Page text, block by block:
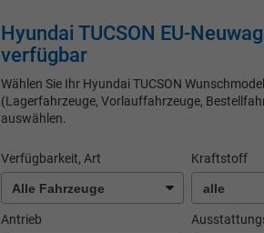
Hyundai TUCSON EU-
verfügbar
Wählen Sie Ihr Hyundai TUCSON
(Lagerfahrzeuge, Vorlauffahrzeuge,
auswählen.
Verfügbarkeit, Art Kraftstoff
Antrieb